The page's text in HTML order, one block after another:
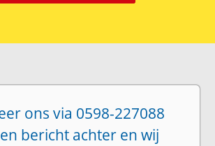
ons via 0598-227088
bericht achter en wij